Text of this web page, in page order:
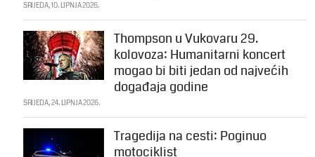
SRIJEDA, 10. LIPNJA 2026.
Thompson u Vukovaru 29.
kolovoza: Humanitarni koncert
mogao bi biti jedan od najvećih
događaja godine
SRIJEDA, 24. LIPNJA 2026.
Tragedija na cesti: Poginuo
motociklist